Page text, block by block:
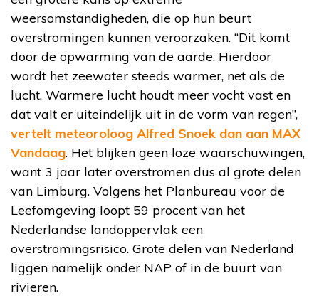
weersomstandigheden, die op hun beurt
overstromingen kunnen veroorzaken. “Dit komt
door de opwarming van de aarde. Hierdoor
wordt het zeewater steeds warmer, net als de
lucht. Warmere lucht houdt meer vocht vast en
dat valt er uiteindelijk uit in de vorm van regen”,
vertelt meteoroloog Alfred Snoek dan aan MAX
Vandaag. Het blijken geen loze waarschuwingen,
want 3 jaar later overstromen dus al grote delen
van Limburg. Volgens het Planbureau voor de
Leefomgeving loopt 59 procent van het
Nederlandse landoppervlak een
overstromingsrisico. Grote delen van Nederland
liggen namelijk onder NAP of in de buurt van
rivieren.